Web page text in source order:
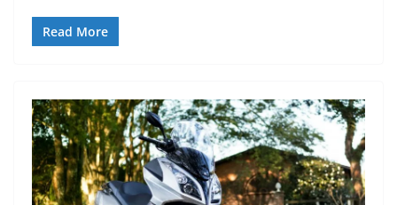
Read More